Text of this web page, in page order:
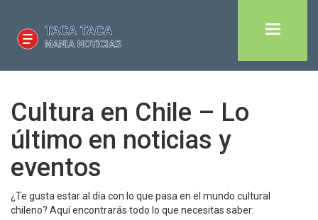
Cultura en Chile – Lo
último en noticias y
eventos
¿Te gusta estar al día con lo que pasa en el mundo cultural
chileno? Aquí encontrarás todo lo que necesitas saber: